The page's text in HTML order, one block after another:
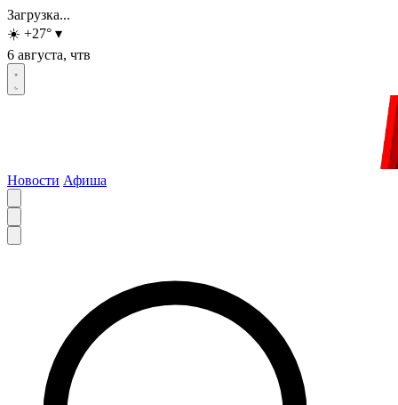
Загрузка...
☀️ +27° ▾
6 августа, чтв
Новости Афиша